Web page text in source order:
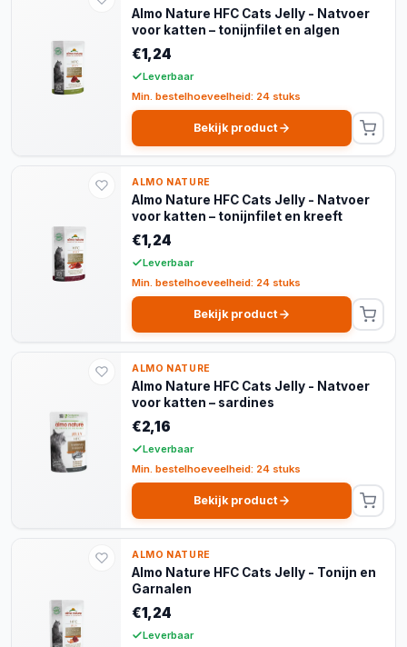
Almo Nature HFC Cats Jelly - Natvoer
voor katten – tonijnfilet en algen
€1,24
Leverbaar
Min. bestelhoeveelheid: 24 stuks
Bekijk product
ALMO NATURE
Almo Nature HFC Cats Jelly - Natvoer
voor katten – tonijnfilet en kreeft
€1,24
Leverbaar
Min. bestelhoeveelheid: 24 stuks
Bekijk product
ALMO NATURE
Almo Nature HFC Cats Jelly - Natvoer
voor katten – sardines
€2,16
Leverbaar
Min. bestelhoeveelheid: 24 stuks
Bekijk product
ALMO NATURE
Almo Nature HFC Cats Jelly - Tonijn en
Garnalen
€1,24
Leverbaar